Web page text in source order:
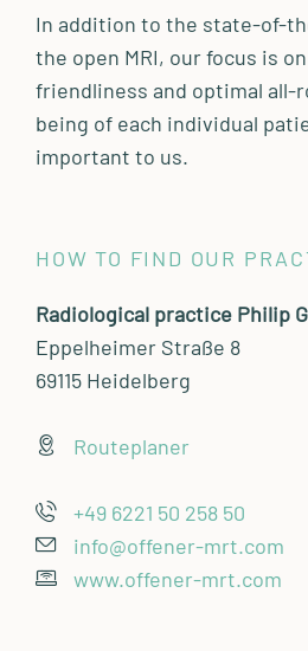
In addition to the state-of-
the open MRI, our focus is
friendliness and optimal all-
being of each individual
important to us.
HOW TO FIND OUR
Radiological practice Philip
Eppelheimer Straße 8
69115 Heidelberg
Routeplaner
+49 6221 50 258 50
info@offener-mrt.com
www.offener-mrt.com